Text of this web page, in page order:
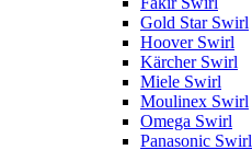
Gold Star Swirl
Hoover Swirl
Kärcher Swirl
Miele Swirl
Moulinex Swirl
Omega Swirl
Panasonic Swirl